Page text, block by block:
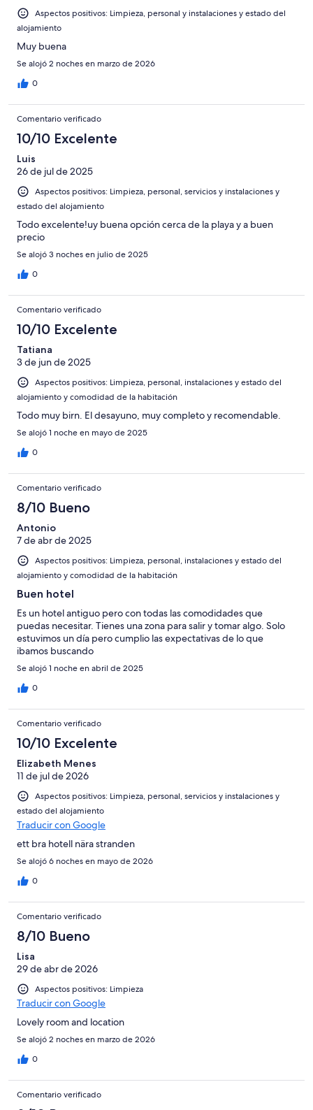
Aspectos positivos: Limpieza, personal y instalaciones y estado del
alojamiento
Muy buena
Se alojó 2 noches en marzo de 2026
0
Comentario verificado
10/10 Excelente
Luis
26 de jul de 2025
Aspectos positivos: Limpieza, personal, servicios y instalaciones y
estado del alojamiento
Todo excelente!uy buena opción cerca de la playa y a buen
precio
Se alojó 3 noches en julio de 2025
0
Comentario verificado
10/10 Excelente
Tatiana
3 de jun de 2025
Aspectos positivos: Limpieza, personal, instalaciones y estado del
alojamiento y comodidad de la habitación
Todo muy birn. El desayuno, muy completo y recomendable.
Se alojó 1 noche en mayo de 2025
0
Comentario verificado
8/10 Bueno
Antonio
7 de abr de 2025
Aspectos positivos: Limpieza, personal, instalaciones y estado del
alojamiento y comodidad de la habitación
Buen hotel
Es un hotel antiguo pero con todas las comodidades que
puedas necesitar. Tienes una zona para salir y tomar algo. Solo
estuvimos un día pero cumplio las expectativas de lo que
ibamos buscando
Se alojó 1 noche en abril de 2025
0
Comentario verificado
10/10 Excelente
Elizabeth Menes
11 de jul de 2026
Aspectos positivos: Limpieza, personal, servicios y instalaciones y
estado del alojamiento
Traducir con Google
ett bra hotell nära stranden
Se alojó 6 noches en mayo de 2026
0
Comentario verificado
8/10 Bueno
Lisa
29 de abr de 2026
Aspectos positivos: Limpieza
Traducir con Google
Lovely room and location
Se alojó 2 noches en marzo de 2026
0
Comentario verificado